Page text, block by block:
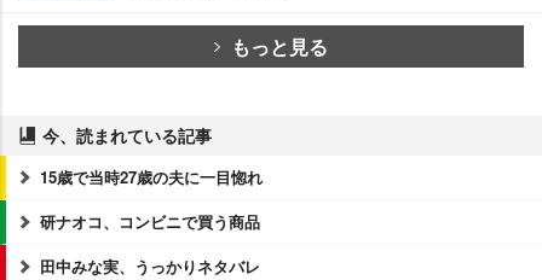
もっと見る
今、読まれている記事
15歳で当時27歳の夫に一目惚れ
研ナオコ、コンビニで買う商品
田中みな実、うっかりネタバレ